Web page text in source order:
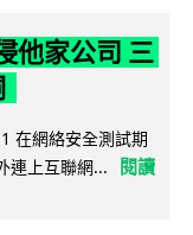
他家公司 三
在網絡安全測試期
連上互聯網...
閱讀